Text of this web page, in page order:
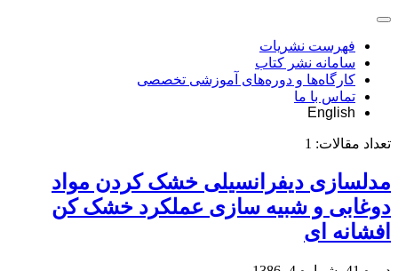
فهرست نشریات
سامانه نشر کتاب
کارگاه‌ها و دوره‌های آموزشی تخصصی
تماس با ما
English
تعداد مقالات: 1
مدلسازی دیفرانسیلی خشک کردن مواد
دوغابی و شبیه سازی عملکرد خشک کن
افشانه ای